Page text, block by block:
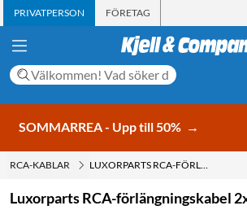
PRIVATPERSON FÖRETAG
SOMMARREA - Upp till 50% →
RCA-KABLAR LUXORPARTS RCA-FÖRLÄNGNINGSKABEL 2X RCA 2,5 M
Luxorparts RCA-förlängningskabel